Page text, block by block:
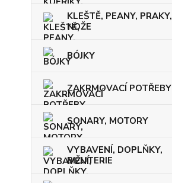
KLEŠTĚ, PEANY, PRAKY,
NOŽE
BÓJKY
ZAKRMOVACÍ POTŘEBY
SONARY, MOTORY
VYBAVENÍ, DOPLŇKY,
BIŽUTERIE